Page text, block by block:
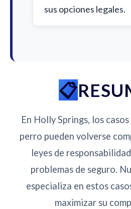
sus opciones legales.
En Holly Springs, los
perro pueden volverse
leyes de
problemas de seguro.
especializa en estos
maximizar su